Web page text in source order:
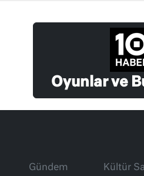
Oyunlar ve
Gündem
Kültür